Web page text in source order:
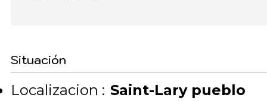
Situación
Localizacion : Saint-Lary pueblo